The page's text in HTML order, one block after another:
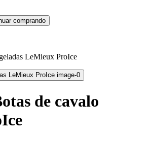
comprando
LeMieux ProIce
de cavalo